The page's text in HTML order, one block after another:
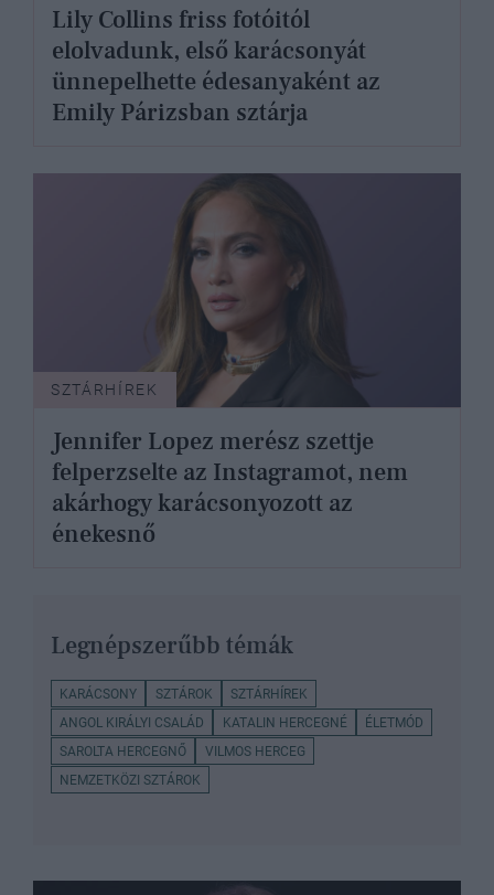
Lily Collins friss fotóitól
elolvadunk, első karácsonyát
ünnepelhette édesanyaként az
Emily Párizsban sztárja
SZTÁRHÍREK
Jennifer Lopez merész szettje
felperzselte az Instagramot, nem
akárhogy karácsonyozott az
énekesnő
Legnépszerűbb témák
KARÁCSONY SZTÁROK
SZTÁRHÍREK
ANGOL KIRÁLYI CSALÁD
KATALIN HERCEGNÉ
ÉLETMÓD
SAROLTA HERCEGNŐ
VILMOS HERCEG
NEMZETKÖZI SZTÁROK